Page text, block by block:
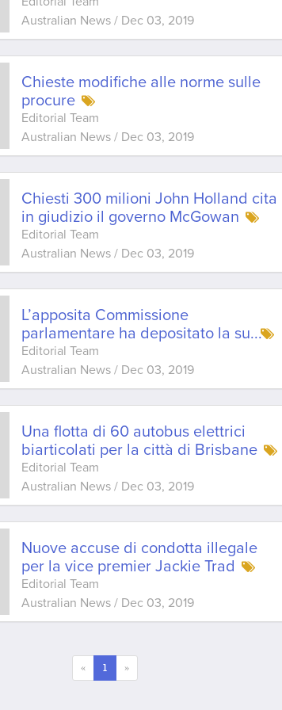
Australian News / Dec 03, 2019
Chieste modifiche alle norme sulle
procure
Editorial Team
Australian News / Dec 03, 2019
Chiesti 300 milioni John Holland cita
in giudizio il governo McGowan
Editorial Team
Australian News / Dec 03, 2019
L’apposita Commissione
parlamentare ha depositato la su...
Editorial Team
Australian News / Dec 03, 2019
Una flotta di 60 autobus elettrici
biarticolati per la città di Brisbane
Editorial Team
Australian News / Dec 03, 2019
Nuove accuse di condotta illegale
per la vice premier Jackie Trad
Editorial Team
Australian News / Dec 03, 2019
« 1 »